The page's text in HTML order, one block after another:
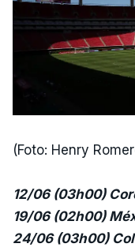
(Foto: Henry
12/06 (03h00)
19/06 (02h00)
24/06 (03h00)